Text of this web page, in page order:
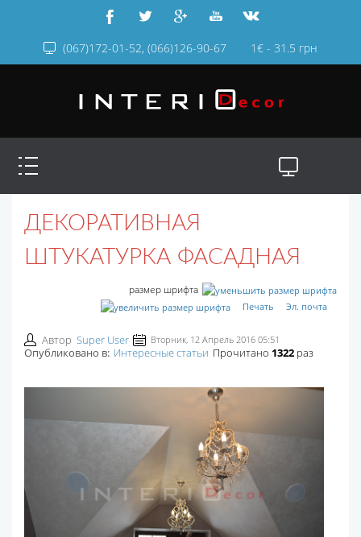
(067)172-01-52, (066)126-90-67 1€ - 31.5 грн
ДЕКОРАТИВНАЯ
ШТУКАТУРКА ФАСАДНАЯ
размер шрифта
Печать Эл. почта
Автор Super User Вторник, 12 Апрель 2016 05:51
Опубликовано в: Интересные статьи Прочитано 1322 раз